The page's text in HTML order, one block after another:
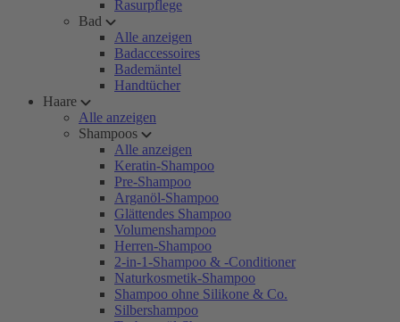
Rasurpflege
Bad
Alle anzeigen
Badaccessoires
Bademäntel
Handtücher
Haare
Alle anzeigen
Shampoos
Alle anzeigen
Keratin-Shampoo
Pre-Shampoo
Arganöl-Shampoo
Glättendes Shampoo
Volumenshampoo
Herren-Shampoo
2-in-1-Shampoo & -Conditioner
Naturkosmetik-Shampoo
Shampoo ohne Silikone & Co.
Silbershampoo